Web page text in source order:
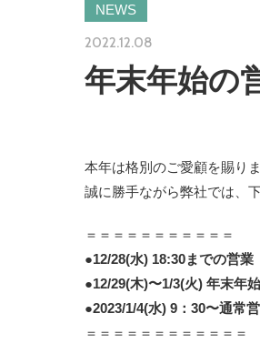
NEWS
2022.12.08
年末年始の
本年は格別のご愛顧を賜り
誠に勝手ながら弊社では、
＝＝＝＝＝＝＝＝＝＝＝
●12/28(水) 18:30までの営業
●12/29(木)〜1/3(火) 年末年
●2023/1/4(水) 9：30〜通常
＝＝＝＝＝＝＝＝＝＝＝＝